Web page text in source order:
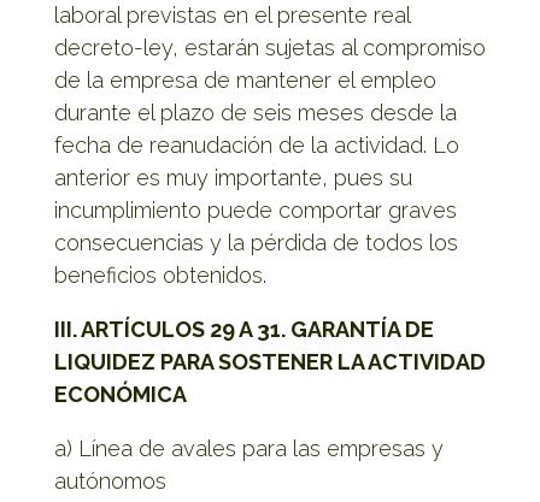
laboral previstas en el presente real
decreto-ley, estarán sujetas al compromiso
de la empresa de mantener el empleo
durante el plazo de seis meses desde la
fecha de reanudación de la actividad. Lo
anterior es muy importante, pues su
incumplimiento puede comportar graves
consecuencias y la pérdida de todos los
beneficios obtenidos.
III. ARTÍCULOS 29 A 31. GARANTÍA DE
LIQUIDEZ PARA SOSTENER LA ACTIVIDAD
ECONÓMICA
a) Línea de avales para las empresas y
autónomos